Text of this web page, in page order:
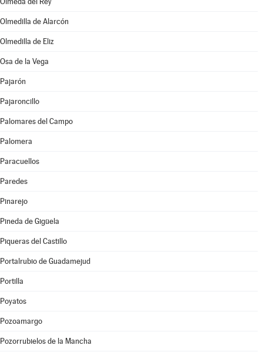
Olmedilla de Alarcón
Olmedilla de Eliz
Osa de la Vega
Pajarón
Pajaroncillo
Palomares del Campo
Palomera
Paracuellos
Paredes
Pinarejo
Pineda de Gigüela
Piqueras del Castillo
Portalrubio de Guadamejud
Portilla
Poyatos
Pozoamargo
Pozorrubielos de la Mancha